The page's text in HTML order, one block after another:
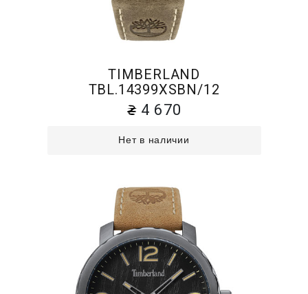
TIMBERLAND
TBL.14399XSBN/12
4 670
Нет в наличии